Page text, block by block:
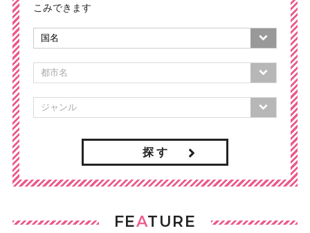
こみできます
探 す
FEATURE